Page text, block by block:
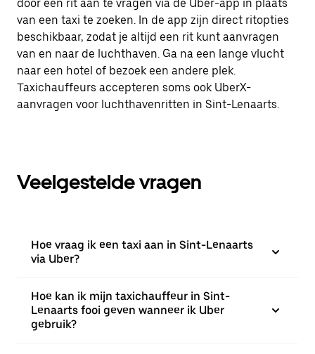
door een rit aan te vragen via de Uber-app in plaats
van een taxi te zoeken. In de app zijn direct ritopties
beschikbaar, zodat je altijd een rit kunt aanvragen
van en naar de luchthaven. Ga na een lange vlucht
naar een hotel of bezoek een andere plek.
Taxichauffeurs accepteren soms ook UberX-
aanvragen voor luchthavenritten in Sint-Lenaarts.
Veelgestelde vragen
Hoe vraag ik een taxi aan in Sint-Lenaarts
via Uber?
Hoe kan ik mijn taxichauffeur in Sint-
Lenaarts fooi geven wanneer ik Uber
gebruik?